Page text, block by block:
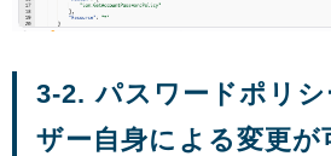
3-2. パスワードポリ
ザー自身による変更が